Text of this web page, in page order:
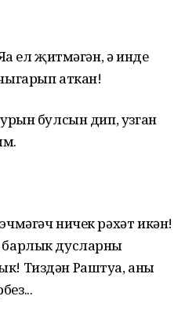
ел җитмәгән, ә инде
аткан!
булсын дип, узган
ничек рәхәт икән!
барлык дусларны
Тиздән Раштуа, аны